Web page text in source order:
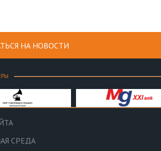
НА НОВОСТИ
СРЕДА